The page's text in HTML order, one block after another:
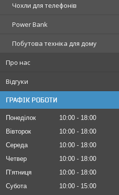
Чохли для телефонів
Power Bank
Побутова техніка для дому
Про нас
Відгуки
ГРАФІК РОБОТИ
Понеділок 10:00
18:00
Вівторок
10:00
18:00
Середа
10:00
18:00
Четвер
10:00
18:00
Пʼятниця
10:00
18:00
Субота
10:00
15:00